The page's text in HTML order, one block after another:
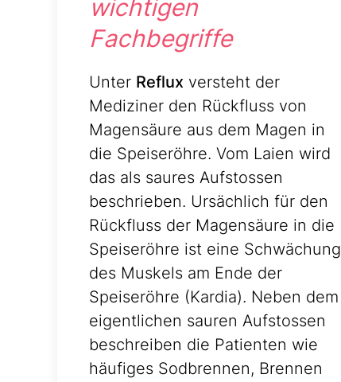
wichtigen
Fachbegriffe
Unter Reflux versteht der
Mediziner den Rückfluss von
Magensäure aus dem Magen in
die Speiseröhre. Vom Laien wird
das als saures Aufstossen
beschrieben. Ursächlich für den
Rückfluss der Magensäure in die
Speiseröhre ist eine Schwächung
des Muskels am Ende der
Speiseröhre (Kardia). Neben dem
eigentlichen sauren Aufstossen
beschreiben die Patienten wie
häufiges Sodbrennen, Brennen